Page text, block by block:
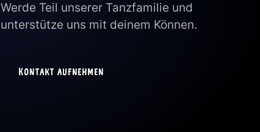
Werde Teil unserer Tanzfamilie und
unterstütze uns mit deinem Können.
Kontakt aufnehmen